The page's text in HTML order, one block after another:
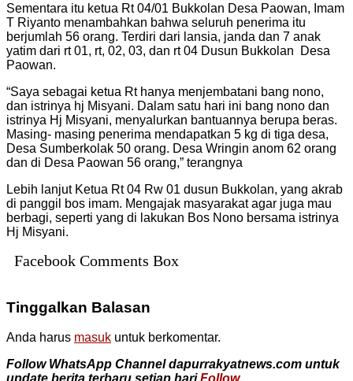
Sementara itu ketua Rt 04/01 Bukkolan Desa Paowan, Imam
T Riyanto menambahkan bahwa seluruh penerima itu
berjumlah 56 orang. Terdiri dari lansia, janda dan 7 anak
yatim dari rt 01, rt, 02, 03, dan rt 04 Dusun Bukkolan Desa
Paowan.
“Saya sebagai ketua Rt hanya menjembatani bang nono,
dan istrinya hj Misyani. Dalam satu hari ini bang nono dan
istrinya Hj Misyani, menyalurkan bantuannya berupa beras.
Masing- masing penerima mendapatkan 5 kg di tiga desa,
Desa Sumberkolak 50 orang. Desa Wringin anom 62 orang
dan di Desa Paowan 56 orang,” terangnya
Lebih lanjut Ketua Rt 04 Rw 01 dusun Bukkolan, yang akrab
di panggil bos imam. Mengajak masyarakat agar juga mau
berbagi, seperti yang di lakukan Bos Nono bersama istrinya
Hj Misyani.
Facebook Comments Box
Tinggalkan Balasan
Anda harus masuk untuk berkomentar.
Follow WhatsApp Channel dapurrakyatnews.com untuk